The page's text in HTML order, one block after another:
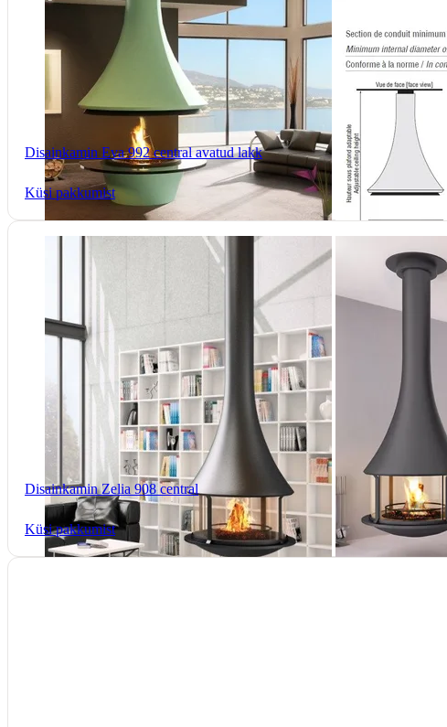
Disainkamin Eva 992 central avatud lakk
Küsi pakkumist
Disainkamin Zelia 908 central
Küsi pakkumist